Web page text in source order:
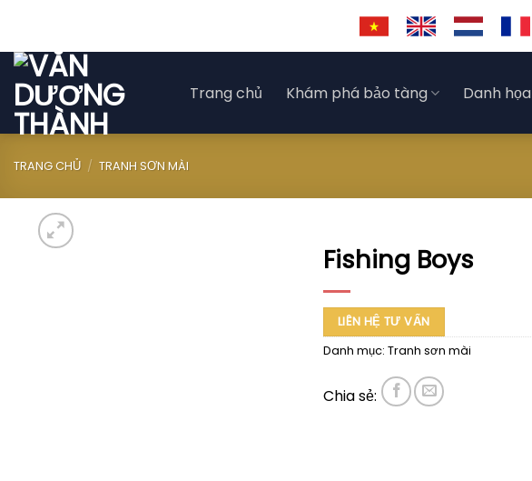
content
Trang chủ
Khám phá bảo tàng Danh họa
TRANG CHỦ / TRANH SƠN MÀI
Fishing Boys
LIÊN HỆ TƯ VẤN
Danh mục: Tranh sơn mài
Chia sẻ: